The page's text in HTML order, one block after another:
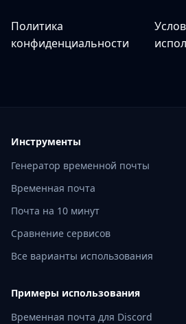
Политика
конфиденциальности
Инструменты
Генератор временной почты
Временная почта
Почта на 10 минут
Сравнение сервисов
Все варианты использования
Примеры использования
Временная почта для Discord